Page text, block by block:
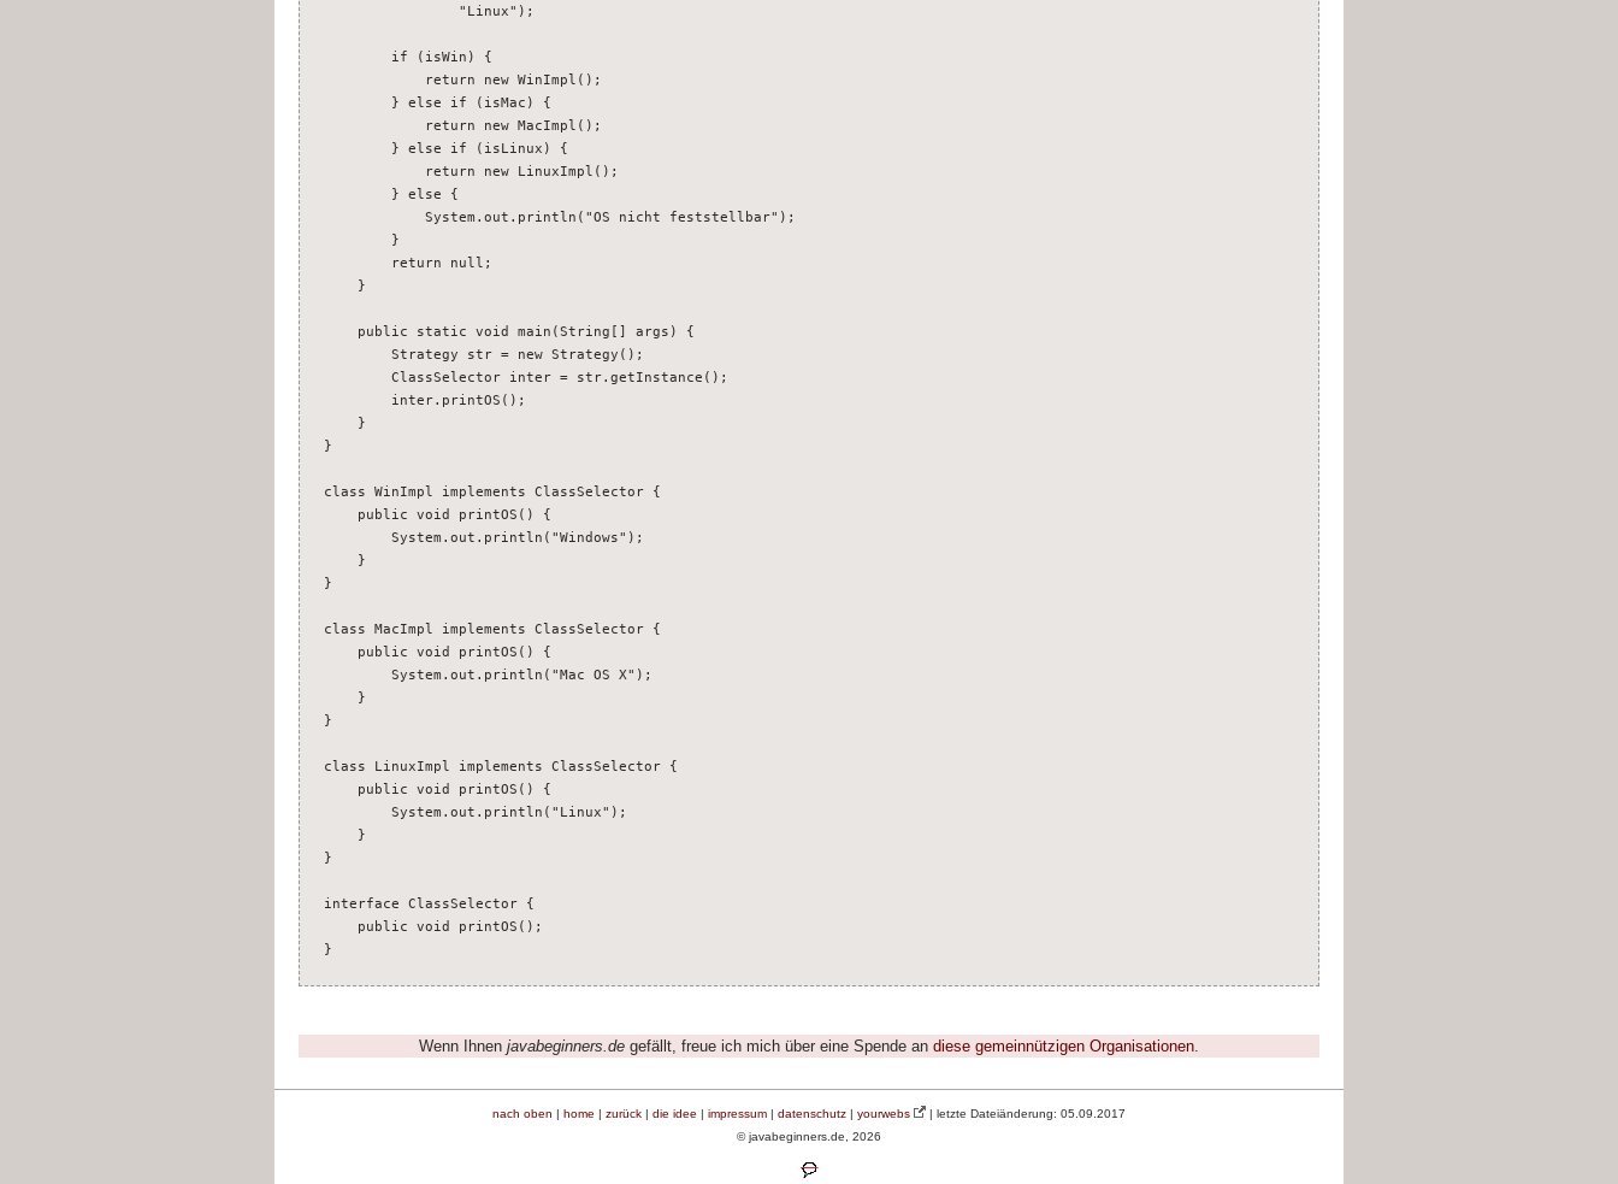
"Linux");
if (isWin) {
return new WinImpl();
} else if (isMac) {
return new MacImpl();
} else if (isLinux) {
return new LinuxImpl();
} else {
System.out.println("OS nicht feststellbar");
}
return null;
}
public static void main(String[] args) {
Strategy str = new Strategy();
ClassSelector inter = str.getInstance();
inter.printOS();
}
}
class WinImpl implements ClassSelector {
public void printOS() {
System.out.println("Windows");
}
}
class MacImpl implements ClassSelector {
public void printOS() {
System.out.println("Mac OS X");
}
}
class LinuxImpl implements ClassSelector {
public void printOS() {
System.out.println("Linux");
}
}
interface ClassSelector {
public void printOS();
}
Wenn Ihnen javabeginners.degefällt, freue ich mich über eine Spende an diese gemeinnützigen Organisationen.
nach oben | home | zurück| die idee | impressum| datenschutz| yourwebs
| letzte Dateiänderung: 05.09.2017
© javabeginners.de, 2026